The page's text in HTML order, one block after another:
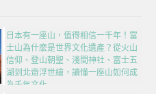
日本有一座山，值得相信一千年！富
士山為什麼是世界文化遺產？從火山
信仰、登山朝聖、淺間神社、富士五
湖到北齋浮世繪，讀懂一座山如何成
為千年文化